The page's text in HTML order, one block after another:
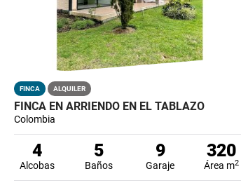
FINCA ALQUILER
FINCA EN ARRIENDO EN EL TABLAZO
Colombia
4
Alcobas
5
Baños
9
Garaje
320
Área m2